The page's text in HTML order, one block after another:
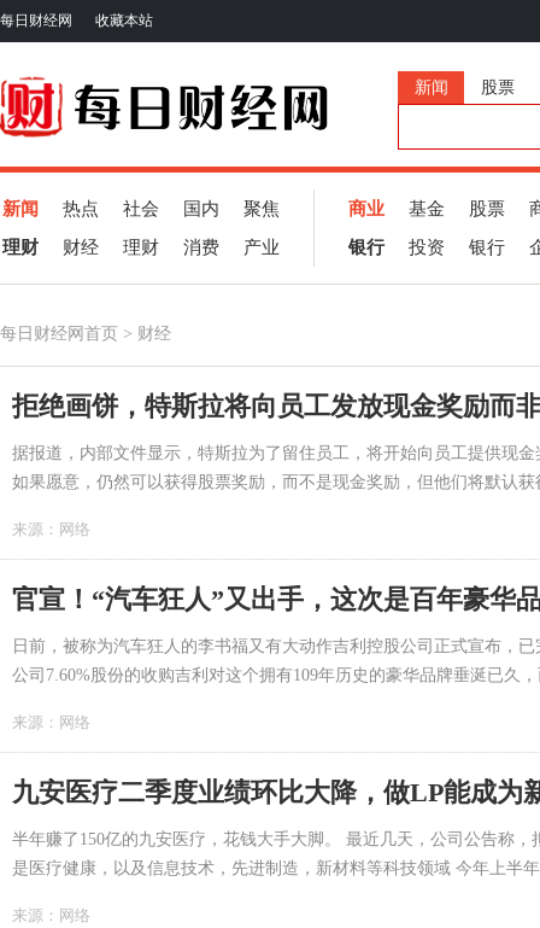
每日财经网 收藏本站
新闻 股票
新闻 热点 社会 国内
聚焦
理财
财经 理财 消费 产业
商业 基金 股票
银行
投资 银行
每日财经网 首页 > 财经
拒绝画饼，特斯拉将向员工发放现金奖励而
据报道，内部文件显示，特斯拉为了留住员工，将开始向员工提供现
如果愿意，仍然可以获得股票奖励，而不是现金奖励，但他们将默认
来源： 网络
官宣！“汽车狂人”又出手，这次是百年豪华
日前，被称为汽车狂人的李书福又有大动作吉利控股公司正式宣布，
公司7.60%股份的收购吉利对这个拥有109年历史的豪华品牌垂涎已久
来源： 网络
九安医疗二季度业绩环比大降，做LP能成为
半年赚了150亿的九安医疗，花钱大手大脚。 最近几天，公司公告称
是医疗健康，以及信息技术，先进制造，新材料等科技领域 今年上半
来源： 网络